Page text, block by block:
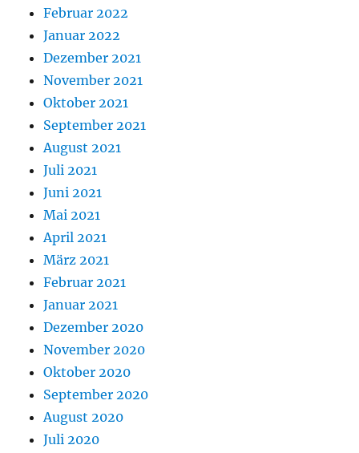
Februar 2022
Januar 2022
Dezember 2021
November 2021
Oktober 2021
September 2021
August 2021
Juli 2021
Juni 2021
Mai 2021
April 2021
März 2021
Februar 2021
Januar 2021
Dezember 2020
November 2020
Oktober 2020
September 2020
August 2020
Juli 2020